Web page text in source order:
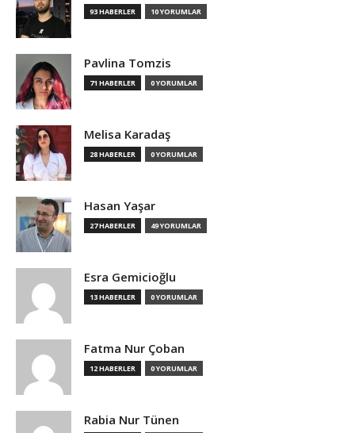
93 HABERLER 10 YORUMLAR
Pavlina Tomzis
71 HABERLER 0 YORUMLAR
Melisa Karadaş
28 HABERLER 0 YORUMLAR
Hasan Yaşar
27 HABERLER 49 YORUMLAR
Esra Gemicioğlu
13 HABERLER 0 YORUMLAR
Fatma Nur Çoban
12 HABERLER 0 YORUMLAR
Rabia Nur Tünen